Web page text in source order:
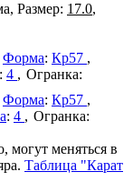
Размер: 17.0,
Форма: Кр57
: 4
Форма: Кр57
: 4
могут меняться в
Таблица "Карат